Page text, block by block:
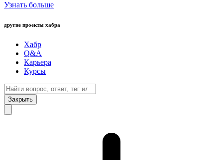
Узнать больше
другие проекты хабра
Хабр
Q&A
Карьера
Курсы
Закрыть